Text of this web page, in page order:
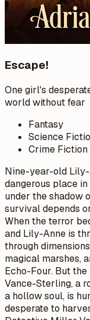
Escape!
One girl's
world without fear
Fantasy
Science
Crime Fiction
Nine-year-old
dangerous place
under the shadow
survival depends
When the terror
and Lily-Anne is
through
magical marshes,
Echo-Four. But
Vance-Sterling, a
a hollow soul, is
desperate to